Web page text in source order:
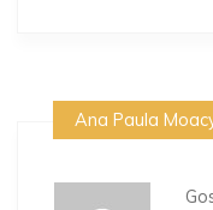
Ana Paula